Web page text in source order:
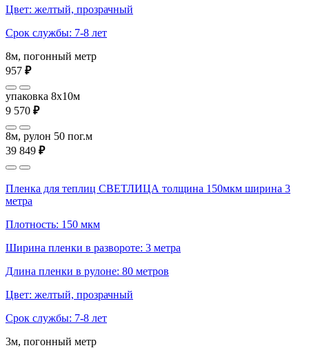
Цвет: желтый, прозрачный
Срок службы: 7-8 лет
8м, погонный метр
957 ₽
упаковка 8x10м
9 570 ₽
8м, рулон 50 пог.м
39 849 ₽
Пленка для теплиц СВЕТЛИЦА толщина 150мкм ширина 3
метра
Плотность: 150 мкм
Ширина пленки в развороте: 3 метра
Длина пленки в рулоне: 80 метров
Цвет: желтый, прозрачный
Срок службы: 7-8 лет
3м, погонный метр